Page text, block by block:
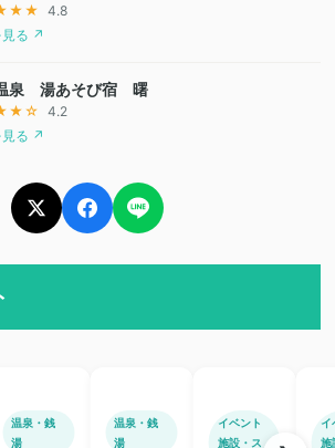
4.8
見る ↗
泉 湯あそび宿 曙
4.2
見る ↗
温泉・銭
湯
温泉・銭
湯
イベント
施設・ス
イ
施